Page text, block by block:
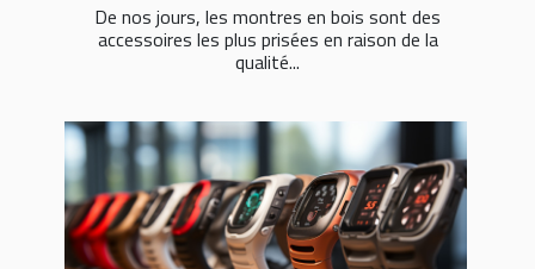
De nos jours, les montres en bois sont des
accessoires les plus prisées en raison de la
qualité...